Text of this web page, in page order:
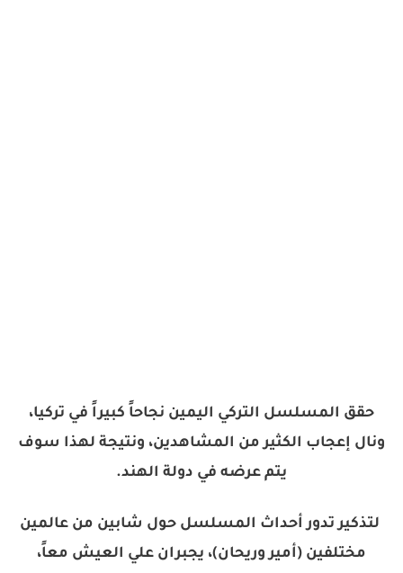
حقق المسلسل التركي اليمين نجاحاً كبيراً في تركيا،
ونال إعجاب الكثير من المشاهدين، ونتيجة لهذا سوف
يتم عرضه في دولة الهند.
لتذكير تدور أحداث المسلسل حول شابين من عالمين
مختلفين (أمير وريحان)، يجبران علي العيش معاً،